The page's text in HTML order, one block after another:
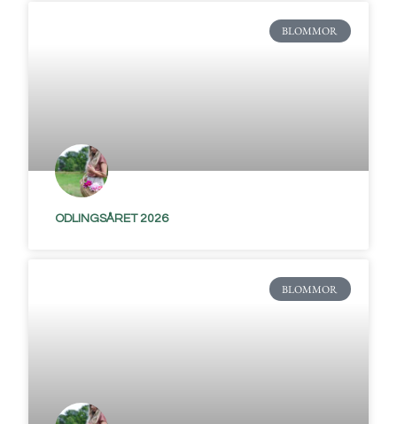
BLOMMOR
ODLINGSÅRET 2026
BLOMMOR